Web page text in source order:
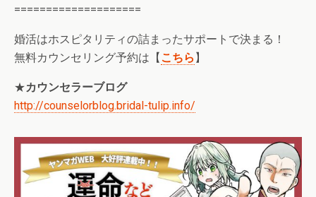
====================
婚活はホスピタリティの詰まったサポートで決まる！
無料カウンセリング予約は【 こちら 】
★カウンセラーブログ
http://counselorblog.bridal-tulip.info/